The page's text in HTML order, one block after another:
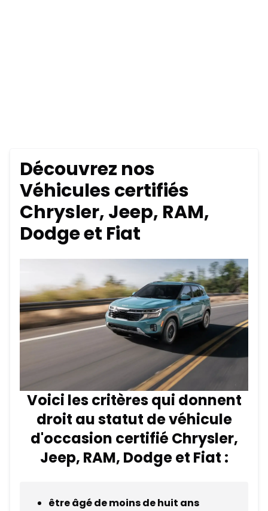
Découvrez nos
Véhicules certifiés
Chrysler, Jeep, RAM,
Dodge et Fiat
Voici les critères qui donnent
droit au statut de véhicule
d'occasion certifié Chrysler,
Jeep, RAM, Dodge et Fiat :
être âgé de moins de huit ans